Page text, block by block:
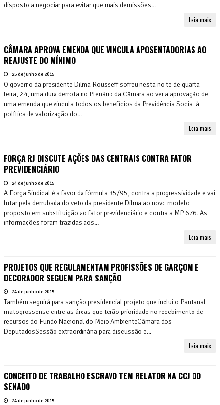
disposto a negociar para evitar que mais demissões...
Leia mais
CÂMARA APROVA EMENDA QUE VINCULA APOSENTADORIAS AO
REAJUSTE DO MÍNIMO
25 de junho de 2015
O governo da presidente Dilma Rousseff sofreu nesta noite de quarta-
feira, 24, uma dura derrota no Plenário da Câmara ao ver a aprovação de
uma emenda que vincula todos os benefícios da Previdência Social à
política de valorização do...
Leia mais
FORÇA RJ DISCUTE AÇÕES DAS CENTRAIS CONTRA FATOR
PREVIDENCIÁRIO
24 de junho de 2015
A Força Sindical é a favor da fórmula 85/95, contra a progressividade e vai
lutar pela derrubada do veto da presidente Dilma ao novo modelo
proposto em substituição ao fator previdenciário e contra a MP 676. As
informações foram trazidas aos...
Leia mais
PROJETOS QUE REGULAMENTAM PROFISSÕES DE GARÇOM E
DECORADOR SEGUEM PARA SANÇÃO
24 de junho de 2015
Também seguirá para sanção presidencial projeto que inclui o Pantanal
matogrossense entre as áreas que terão prioridade no recebimento de
recursos do Fundo Nacional do Meio AmbienteCâmara dos
DeputadosSessão extraordinária para discussão e...
Leia mais
CONCEITO DE TRABALHO ESCRAVO TEM RELATOR NA CCJ DO
SENADO
24 de junho de 2015